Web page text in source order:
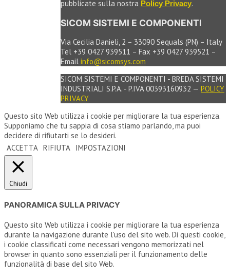
pubblicate sulla nostra Policy Privacy.
SICOM SISTEMI E COMPONENTI
Via Cecilia Danieli, 2 – 33090 Sequals (PN) – Italy
Tel +39 0427 939511 – Fax +39 0427 939521 –
Email info@sicomsys.com
SICOM SISTEMI E COMPONENTI - BREDA SISTEMI
INDUSTRIALI S.P.A. - P.IVA 00393160932 — POLICY
PRIVACY
Questo sito Web utilizza i cookie per migliorare la tua esperienza.
Supponiamo che tu sappia di cosa stiamo parlando, ma puoi
decidere di rifiutarti se lo desideri.
ACCETTA RIFIUTA IMPOSTAZIONI
Chiudi
PANORAMICA SULLA PRIVACY
Questo sito Web utilizza i cookie per migliorare la tua esperienza
durante la navigazione durante l'uso del sito web. Di questi cookie,
i cookie classificati come necessari vengono memorizzati nel
browser in quanto sono essenziali per il funzionamento delle
funzionalità di base del sito Web.